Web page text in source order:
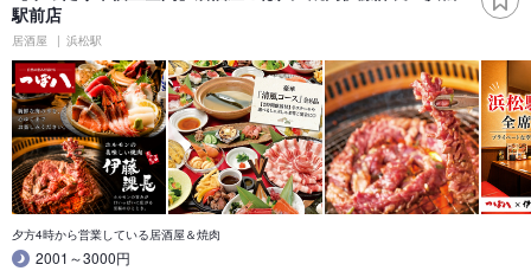
駅前店
居酒屋 浜松駅
夕方4時から営業している居酒屋＆焼肉
2001～3000円